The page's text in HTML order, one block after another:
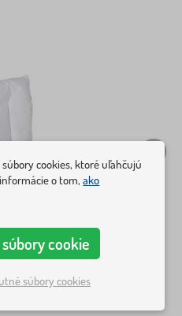
cookies, ktoré uľahčujú
o tom,ako
cookie
súbory cookies